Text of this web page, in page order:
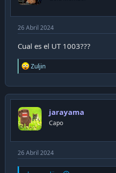
26 Abril 2024
Cual es el UT 1003???
R
e
c
t
o
n
s
Zuljin
jarayama
Capo
26 Abril 2024